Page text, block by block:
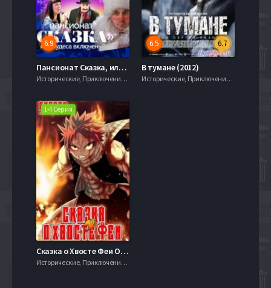
6.9
Пансионат Сказка, или Чудеса включены (2015)
Исторические, Приключения, Семейный, 720hd, mobilen,
6.7
6.5
В тумане (2012)
Исторические, Приключения, Семейный, 720hd, mobilen,
1-4 Серия
Сказка о Хвосте Феи OVA (2011)
Исторические, Приключения, Семейный, 720hd, mobilen,